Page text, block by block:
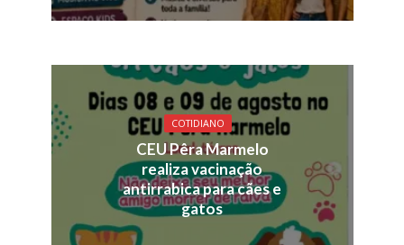
COTIDIANO
CEU Pêra Marmelo
realiza vacinação
antirrabica para cães e
gatos